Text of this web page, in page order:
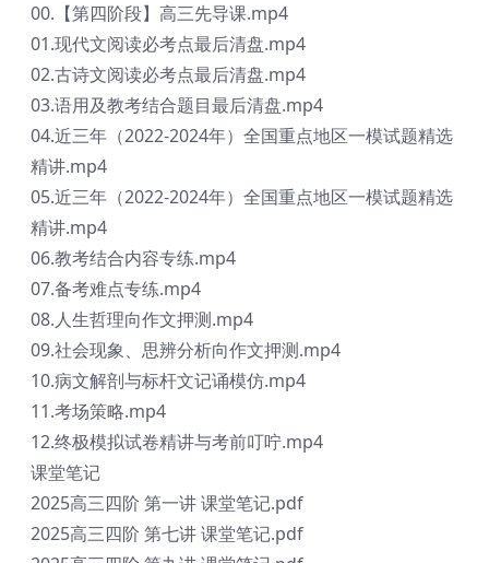
00.【第四阶段】高三先导课.mp4
01.现代文阅读必考点最后清盘.mp4
02.古诗文阅读必考点最后清盘.mp4
03.语用及教考结合题目最后清盘.mp4
04.近三年（2022-2024年）全国重点地区一模试题精选
精讲.mp4
05.近三年（2022-2024年）全国重点地区一模试题精选
精讲.mp4
06.教考结合内容专练.mp4
07.备考难点专练.mp4
08.人生哲理向作文押测.mp4
09.社会现象、思辨分析向作文押测.mp4
10.病文解剖与标杆文记诵模仿.mp4
11.考场策略.mp4
12.终极模拟试卷精讲与考前叮咛.mp4
课堂笔记
2025高三四阶 第一讲 课堂笔记.pdf
2025高三四阶 第七讲 课堂笔记.pdf